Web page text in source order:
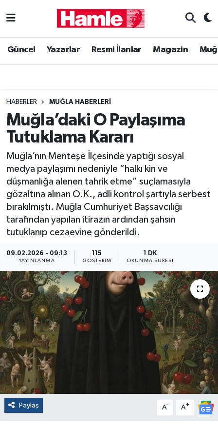
Güncel Yazarlar Resmi İlanlar Magazin
HABERLER MUĞLA HABERLERI
Muğla’daki O Paylaşıma
Tutuklama Kararı
Muğla’nın Menteşe İlçesinde yaptığı sosyal
medya paylaşımı nedeniyle “halkı kin ve
düşmanlığa alenen tahrik etme” suçlamasıyla
gözaltına alınan O.K., adli kontrol şartıyla serbest
bırakılmıştı. Muğla Cumhuriyet Başsavcılığı
tarafından yapılan itirazın ardından şahsın
tutuklanıp cezaevine gönderildi.
09.02.2026 - 09:13
YAYINLANMA
115
GÖSTERIM
1 DK
OKUNMA SÜRESI
Paylaş A- A+
Güncel
Magazin
Muğla Haber
Siyaset
Muğla Nöbetçi Eczaneler
Muğla Trafik Yoğunluk Haritası
Süper Lig Puan Durumu ve Fikstür
Tüm Manşetler
Son Dakika Haberleri
Haber Arşivi